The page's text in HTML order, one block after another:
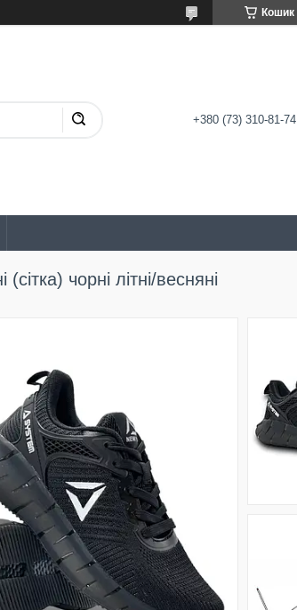
Кошик
+380 (73) 310-81-74
чорні літні/весняні